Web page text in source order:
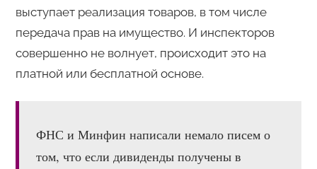
выступает реализация товаров, в том числе
передача прав на имущество. И инспекторов
совершенно не волнует, происходит это на
платной или бесплатной основе.
ФНС и Минфин написали немало писем о
том, что если дивиденды получены в